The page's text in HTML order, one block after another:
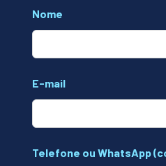
Leave
blank
Nome
E-mail
Telefone ou WhatsApp